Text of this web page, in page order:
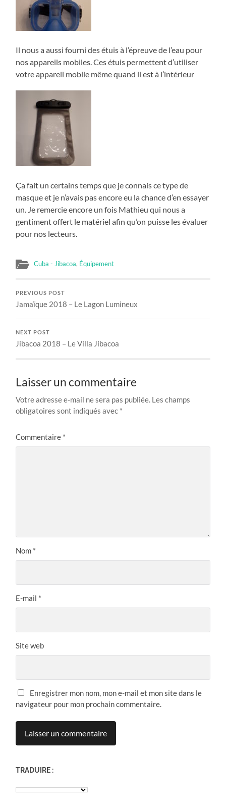
Il nous a aussi fourni des étuis à l’épreuve de l’eau pour
nos appareils mobiles. Ces étuis permettent d’utiliser
votre appareil mobile même quand il est à l’intérieur
Ça fait un certains temps que je connais ce type de
masque et je n’avais pas encore eu la chance d’en essayer
un. Je remercie encore un fois Mathieu qui nous a
gentiment offert le matériel afin qu’on puisse les évaluer
pour nos lecteurs.
Cuba - Jibacoa, Équipement
PREVIOUS POST
Jamaïque 2018 – Le Lagon Lumineux
NEXT POST
Jibacoa 2018 – Le Villa Jibacoa
Laisser un commentaire
Votre adresse e-mail ne sera pas publiée. Les champs
obligatoires sont indiqués avec *
Commentaire *
Nom *
E-mail *
Site web
Enregistrer mon nom, mon e-mail et mon site dans le
navigateur pour mon prochain commentaire.
TRADUIRE :